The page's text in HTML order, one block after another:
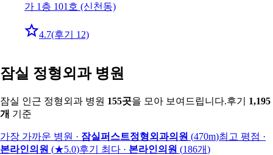
가 1층 101호 (신천동)
4.7(후기 12)
잠실 정형외과 병원
잠실 인근 정형외과 병원 155곳을 모아 보여드립니다.후기
1,195
개 기준
가장 가까운 병원 · 잠실퍼스트정형외과의원 (470m)최고 평점 ·
본라인의원 (★5.0)후기 최다 · 본라인의원 (186개)